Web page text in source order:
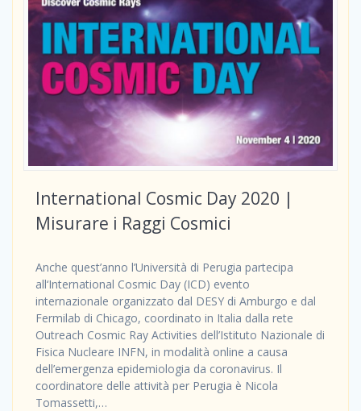
International Cosmic Day 2020 |
Misurare i Raggi Cosmici
Anche quest’anno l’Università di Perugia partecipa
all‘International Cosmic Day (ICD) evento
internazionale organizzato dal DESY di Amburgo e dal
Fermilab di Chicago, coordinato in Italia dalla rete
Outreach Cosmic Ray Activities dell’Istituto Nazionale di
Fisica Nucleare INFN, in modalità online a causa
dell’emergenza epidemiologia da coronavirus. Il
coordinatore delle attività per Perugia è Nicola
Tomassetti,…